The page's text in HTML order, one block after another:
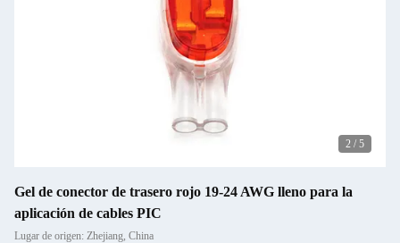
2 / 5
Gel de conector de trasero rojo 19-24 AWG lleno para la
aplicación de cables PIC
Lugar de origen: Zhejiang, China